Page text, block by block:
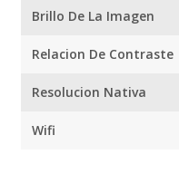
Brillo De La Imagen
Relacion De Contraste
Resolucion Nativa
Wifi